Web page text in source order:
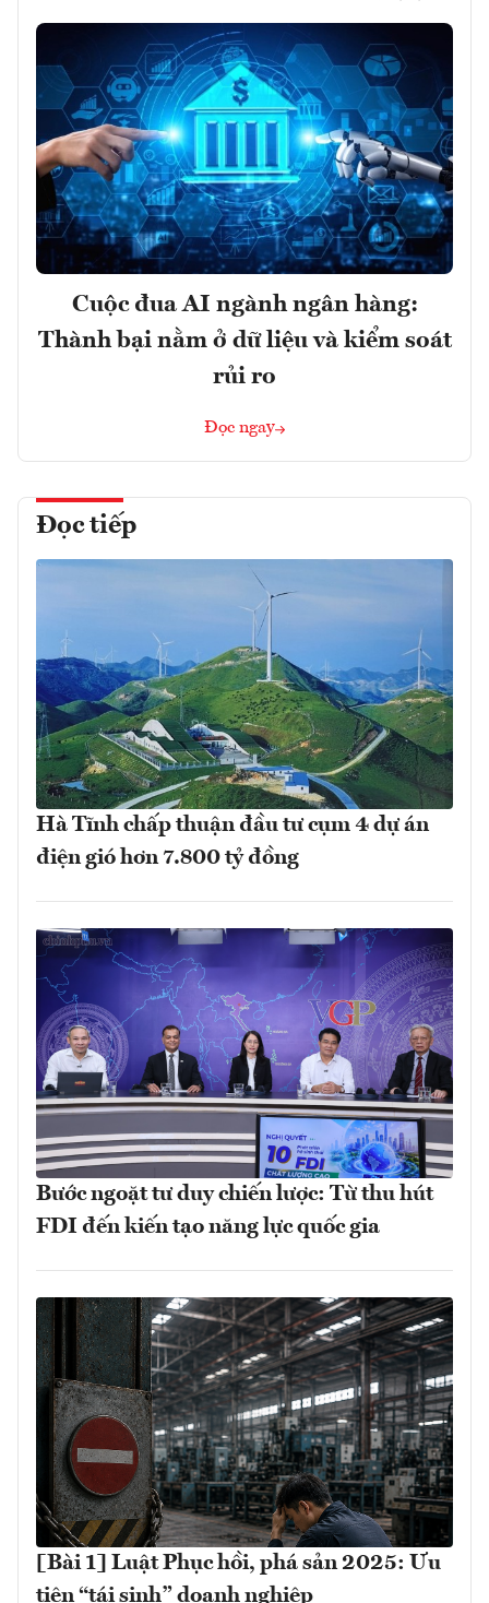
Cuộc đua AI ngành ngân hàng:
Thành bại nằm ở dữ liệu và kiểm soát
rủi ro
Đọc ngay
Đọc tiếp
Hà Tĩnh chấp thuận đầu tư cụm 4 dự án
điện gió hơn 7.800 tỷ đồng
Bước ngoặt tư duy chiến lược: Từ thu hút
FDI đến kiến tạo năng lực quốc gia
[Bài 1] Luật Phục hồi, phá sản 2025: Ưu
tiên “tái sinh” doanh nghiệp